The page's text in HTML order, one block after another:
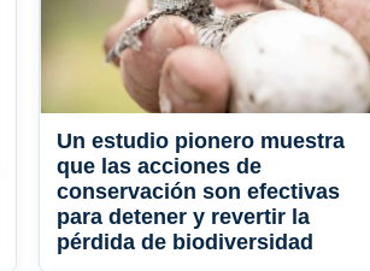
Un estudio pionero muestra
que las acciones de
conservación son efectivas
para detener y revertir la
pérdida de biodiversidad